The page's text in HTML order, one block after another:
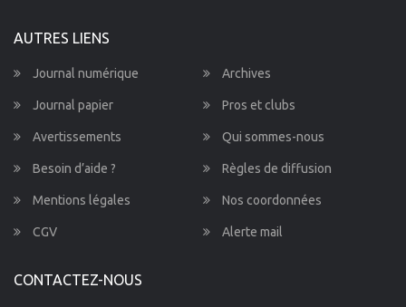
AUTRES LIENS
Journal numérique Archives
Journal papier Pros et clubs
Avertissements Qui sommes-nous
Besoin d’aide ? Règles de diffusion
Mentions légales Nos coordonnées
CGV Alerte mail
CONTACTEZ-NOUS